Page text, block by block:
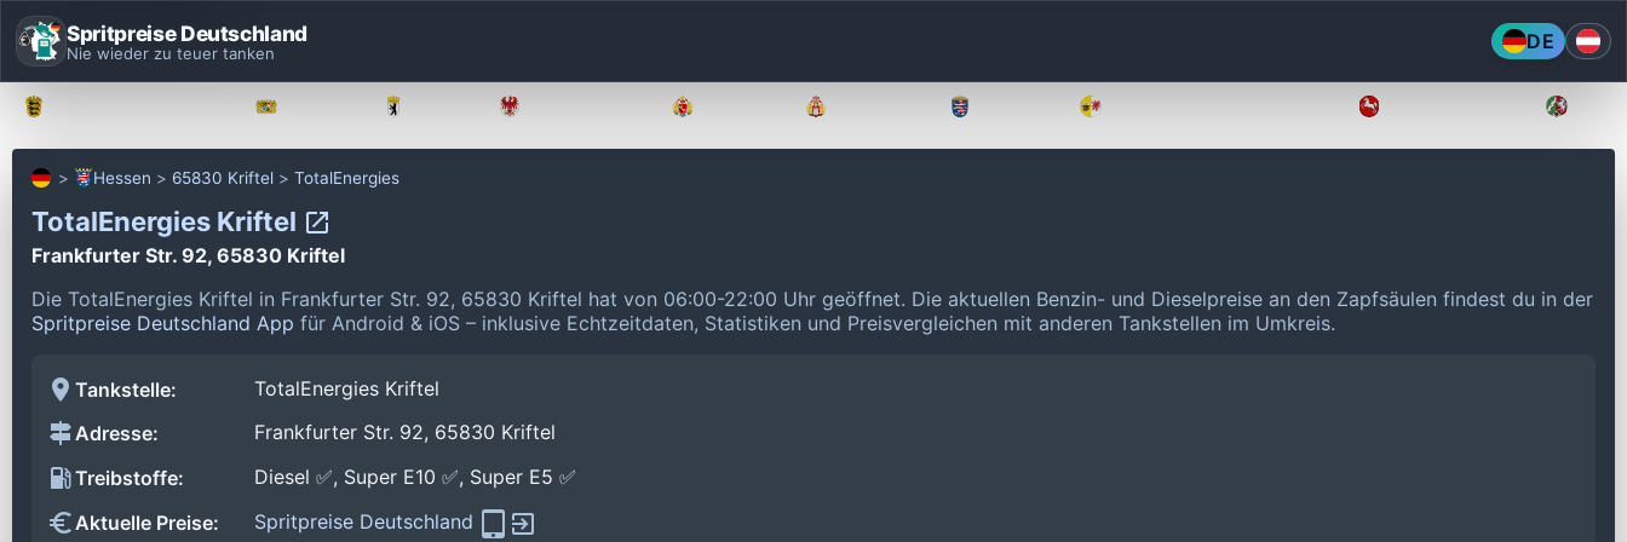
Spritpreise Deutschland
Nie wieder zu teuer tanken DE
Hessen 65830 Kriftel TotalEnergies
TotalEnergies Kriftel
Frankfurter Str. 92, 65830 Kriftel
Die TotalEnergies Kriftel in Frankfurter Str. 92, 65830 Kriftel hat von 06:00-22:00 Uhr geöffnet. Die aktuellen Benzin- und Dieselpreise an den Zapfsäulen findest du in der
Spritpreise Deutschland App für Android & iOS – inklusive Echtzeitdaten, Statistiken und Preisvergleichen mit anderen Tankstellen im Umkreis.
Tankstelle:
TotalEnergies Kriftel
Adresse:
Frankfurter Str. 92, 65830 Kriftel
Treibstoffe:
Diesel ✅, Super E10 ✅, Super E5 ✅
Aktuelle Preise:
Spritpreise Deutschland